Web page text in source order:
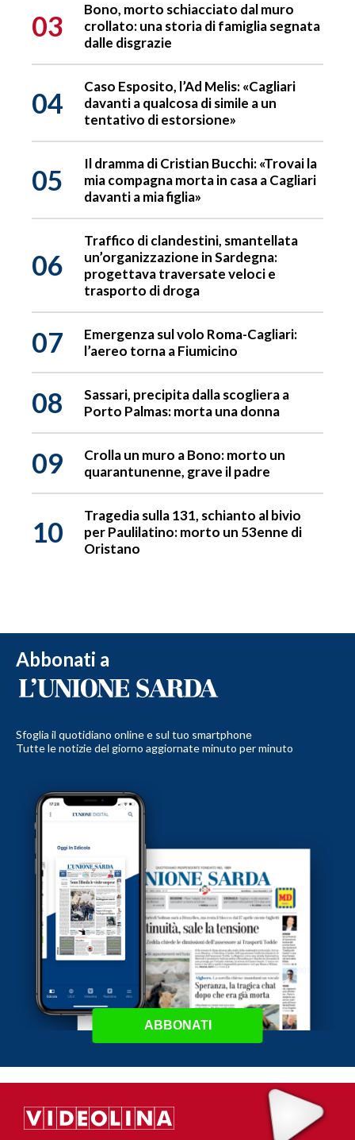
03
Bono, morto schiacciato dal muro
crollato: una storia di famiglia segnata
dalle disgrazie
04
Caso Esposito, l’Ad Melis: «Cagliari
davanti a qualcosa di simile a un
tentativo di estorsione»
05
Il dramma di Cristian Bucchi: «Trovai la
mia compagna morta in casa a Cagliari
davanti a mia figlia»
06
Traffico di clandestini, smantellata
un’organizzazione in Sardegna:
progettava traversate veloci e
trasporto di droga
07
Emergenza sul volo Roma-Cagliari:
l’aereo torna a Fiumicino
08
Sassari, precipita dalla scogliera a
Porto Palmas: morta una donna
09
Crolla un muro a Bono: morto un
quarantunenne, grave il padre
10
Tragedia sulla 131, schianto al bivio
per Paulilatino: morto un 53enne di
Oristano
Abbonati a
Sfoglia il quotidiano online e sul tuo smartphone
Tutte le notizie del giorno aggiornate minuto per minuto
ABBONATI